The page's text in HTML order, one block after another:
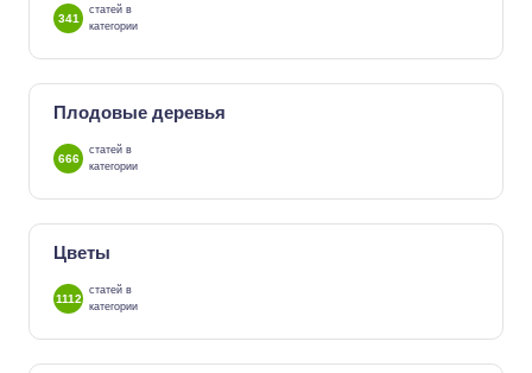
341
статей в
категории
Плодовые деревья
666
статей в
категории
Цветы
1112
статей в
категории